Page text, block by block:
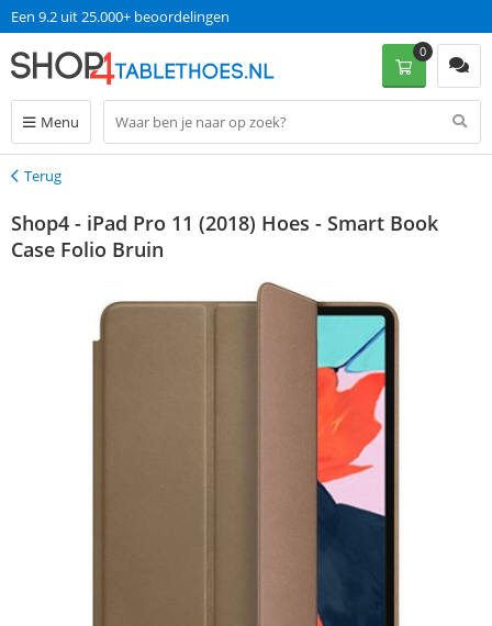
Een 9.2 uit 25.000+ beoordelingen
Menu
0
Terug
Terug
Shop4 - iPad Pro 11 (2018) Hoes - Smart Book
Case Folio Bruin